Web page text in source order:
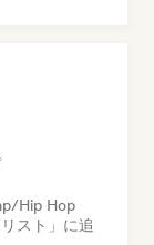
Hip Hop
スト」に追